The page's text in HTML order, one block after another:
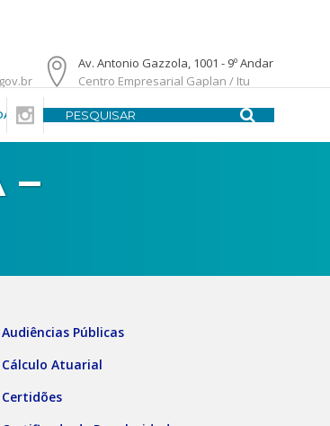
Av. Antonio Gazzola, 1001 - 9º Andar
Centro Empresarial Gaplan / Itu
TRANSPARÊNCIA CENTRAL DE ATENDIMENTO
–
Audiências Públicas
Cálculo Atuarial
Certidões